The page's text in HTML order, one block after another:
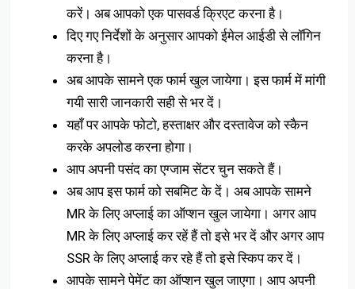
करें। अब आपको एक पासवर्ड क्रिएट करना है।
दिए गए निर्देशों के अनुसार आपको ईमेल आईडी से लॉगिन
करना है।
अब आपके सामने एक फार्म खुल जायेगा। इस फार्म में मांगी
गयी सारी जानकारी सही से भर दें।
यहाँ पर आपके फोटो, हस्ताक्षर और दस्तावेज को स्कैन
करके अपलोड करना होगा।
आप अपनी पसंद का एग्जाम सेंटर चुन सकते हैं।
अब आप इस फार्म को सबमिट के दें। अब आपके सामने
MR के लिए अप्लाई का ऑप्शन खुल जायेगा। अगर आप
MR के लिए अप्लाई कर रहें हैं तो इसे भर दें और अगर आप
SSR के लिए अप्लाई कर रहे हैं तो इसे स्किप कर दें।
आपके सामने पेमेंट का ऑप्शन खुल जाएगा। आप अपनी